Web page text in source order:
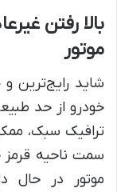
بالا رفتن
موتور
شاید رایج‌ترین
خودرو از حد
ترافیک سبک،
سمت ناحیه
موتور در